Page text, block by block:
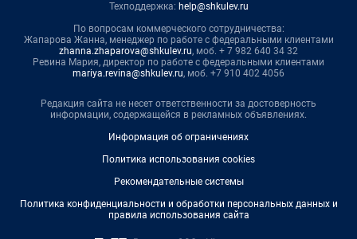
Техподдержка: help@shkulev.ru
По вопросам коммерческого сотрудничества:
Жапарова Жанна, менеджер по работе с федеральными клиентами
zhanna.zhaparova@shkulev.ru, моб. + 7 982 640 34 32
Ревина Мария, директор по работе с федеральными клиентами
mariya.revina@shkulev.ru, моб. +7 910 402 4056
Редакция сайта не несет ответственности за достоверность
информации, содержащейся в рекламных объявлениях.
Информация об ограничениях
Политика использования cookies
Рекомендательные системы
Политика конфиденциальности и обработки персональных данных и
правила использования сайта